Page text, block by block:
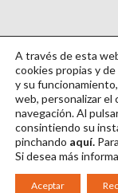
Aviso Legal|Política de
A través de esta
cookies propias y
y su
web, personalizar el
navegación. Al
consintiendo su
pinchando aquí. Para
Si desea más
Aceptar